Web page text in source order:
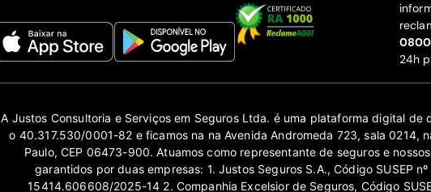
‍0800
24h
A Justos Consultoria e Serviços em Seguros Ltda. é uma plataforma digital de
o 40.317.530/0001-82 e ficamos na na Avenida Andromeda 723, sala 0214,
Paulo, CEP 06473-900. Atuamos como representante de seguros e
garantidos por duas empresas: 1. Justos Seguros S.A., Código SUSEP
15414.606608/2025-14 2. Companhia Excelsior de Seguros, Código